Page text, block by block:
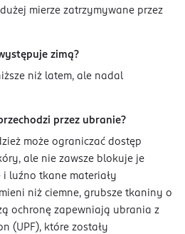
mierze zatrzymywane przez
zimą?
niż latem, ale nadal
przez ubranie?
może ograniczać dostęp
ale nie zawsze blokuje je
i luźno tkane materiały
niż ciemne, grubsze tkaniny o
ochronę zapewniają ubrania z
(UPF), które zostały